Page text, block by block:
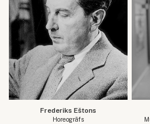
Frederiks Eštons
Horeogrāfs